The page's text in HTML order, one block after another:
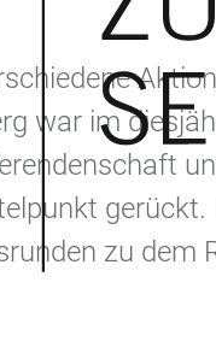
war im
zu dem